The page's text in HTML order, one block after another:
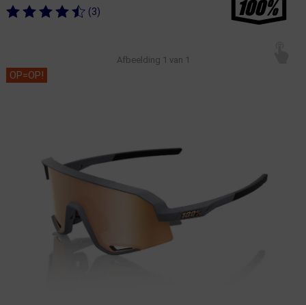
(3)
Afbeelding 1 van 1
OP=OP!